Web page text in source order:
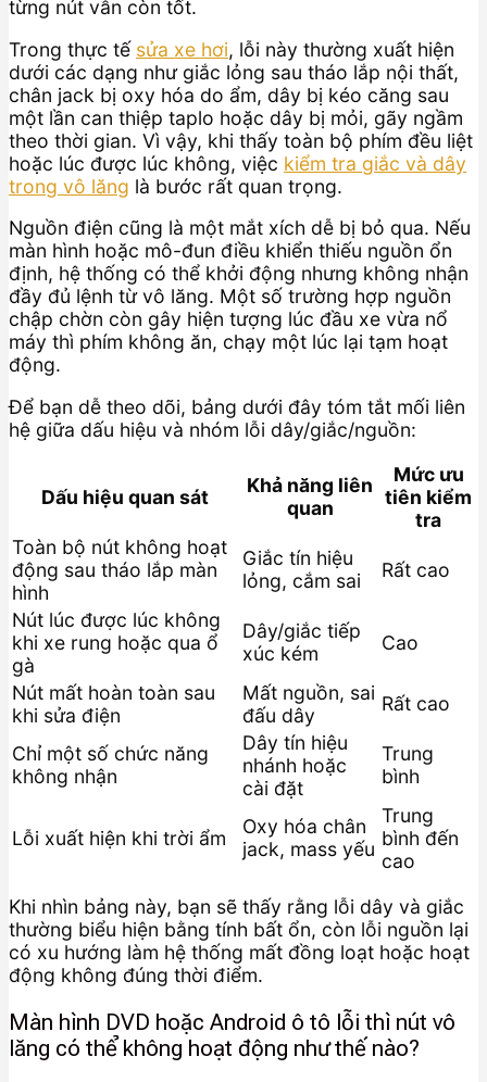
từng nút vẫn còn tốt.
Trong thực tế sửa xe hơi, lỗi này thường xuất hiện
dưới các dạng như giắc lỏng sau tháo lắp nội thất,
chân jack bị oxy hóa do ẩm, dây bị kéo căng sau
một lần can thiệp taplo hoặc dây bị mỏi, gãy ngầm
theo thời gian. Vì vậy, khi thấy toàn bộ phím đều liệt
hoặc lúc được lúc không, việc kiểm tra giắc và dây
trong vô lăng là bước rất quan trọng.
Nguồn điện cũng là một mắt xích dễ bị bỏ qua. Nếu
màn hình hoặc mô-đun điều khiển thiếu nguồn ổn
định, hệ thống có thể khởi động nhưng không nhận
đầy đủ lệnh từ vô lăng. Một số trường hợp nguồn
chập chờn còn gây hiện tượng lúc đầu xe vừa nổ
máy thì phím không ăn, chạy một lúc lại tạm hoạt
động.
Để bạn dễ theo dõi, bảng dưới đây tóm tắt mối liên
hệ giữa dấu hiệu và nhóm lỗi dây/giắc/nguồn:
Dấu hiệu quan sát
Khả năng liên
quan
Mức ưu
tiên kiểm
tra
Toàn bộ nút không hoạt
động sau tháo lắp màn
hình
Giắc tín hiệu
lỏng, cắm sai
Rất cao
Nút lúc được lúc không
khi xe rung hoặc qua ổ
gà
Dây/giắc tiếp
xúc kém
Cao
Nút mất hoàn toàn sau
khi sửa điện
Mất nguồn, sai
đấu dây
Rất cao
Chỉ một số chức năng
không nhận
Dây tín hiệu
nhánh hoặc
cài đặt
Trung
bình
Lỗi xuất hiện khi trời ẩm
Oxy hóa chân
jack, mass yếu
Trung
bình đến
cao
Khi nhìn bảng này, bạn sẽ thấy rằng lỗi dây và giắc
thường biểu hiện bằng tính bất ổn, còn lỗi nguồn lại
có xu hướng làm hệ thống mất đồng loạt hoặc hoạt
động không đúng thời điểm.
Màn hình DVD hoặc Android ô tô lỗi thì nút vô
lăng có thể không hoạt động như thế nào?